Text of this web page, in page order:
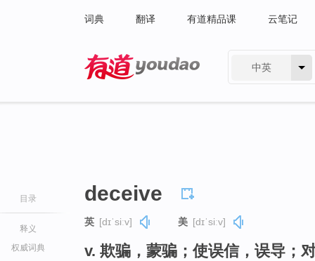
词典 翻译 有道精品课 云笔记
中英
目录
释义
权威词典
deceive
英 [dɪˈsiːv] 美 [dɪˈsiːv]
v. 欺骗，蒙骗；使误信，误导；